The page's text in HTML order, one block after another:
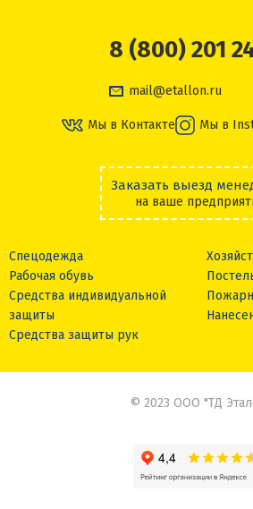
8 (800) 201
mail@etallon.ru
Мы в Контакте Мы в
Заказать выезд
на ваше
Спецодежда
Рабочая обувь
Средства индивидуальной
защиты
Средства защиты рук
© 2023 ООО "ТД